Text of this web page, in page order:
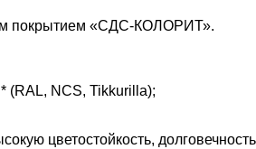
покрытием «СДС-КОЛОРИТ».
NCS, Tikkurilla);
цветостойкость,